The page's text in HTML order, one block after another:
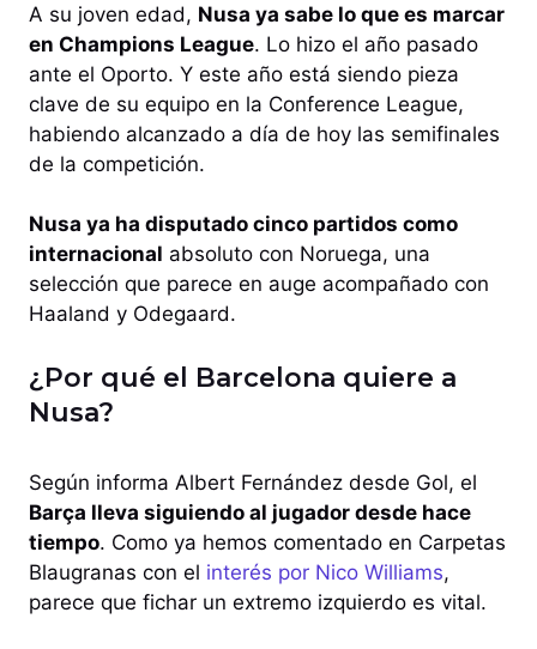
A su joven edad, Nusa ya sabe lo que es marcar
en Champions League. Lo hizo el año pasado
ante el Oporto. Y este año está siendo pieza
clave de su equipo en la Conference League,
habiendo alcanzado a día de hoy las semifinales
de la competición.
Nusa ya ha disputado cinco partidos como
internacional absoluto con Noruega, una
selección que parece en auge acompañado con
Haaland y Odegaard.
¿Por qué el Barcelona quiere a
Nusa?
Según informa Albert Fernández desde Gol, el
Barça lleva siguiendo al jugador desde hace
tiempo. Como ya hemos comentado en Carpetas
Blaugranas con el interés por Nico Williams,
parece que fichar un extremo izquierdo es vital.